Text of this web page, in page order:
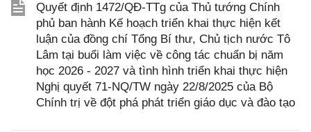
Quyết định 1472/QĐ-TTg của Thủ tướng Chính
phủ ban hành Kế hoạch triển khai thực hiện kết
luận của đồng chí Tổng Bí thư, Chủ tịch nước Tô
Lâm tại buổi làm việc về công tác chuẩn bị năm
học 2026 - 2027 và tình hình triển khai thực hiện
Nghị quyết 71-NQ/TW ngày 22/8/2025 của Bộ
Chính trị về đột phá phát triển giáo dục và đào tạo